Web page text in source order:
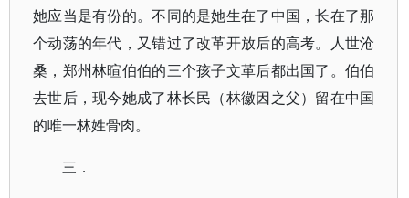
她应当是有份的。不同的是她生在了中国，长在了那
个动荡的年代，又错过了改革开放后的高考。人世沧
桑，郑州林暄伯伯的三个孩子文革后都出国了。伯伯
去世后，现今她成了林长民（林徽因之父）留在中国
的唯一林姓骨肉。
三．